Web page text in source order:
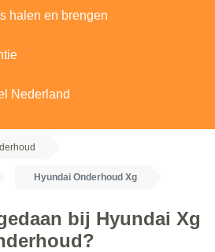
halen en brengen
Nederland
Hyundai Onderhoud Xg
bij Hyundai Xg